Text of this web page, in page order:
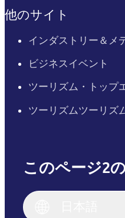
他のサイト
インダストリー＆メ
ビジネスイベント
ツーリズム・トップ
ツーリズムツーリズ
このページ2